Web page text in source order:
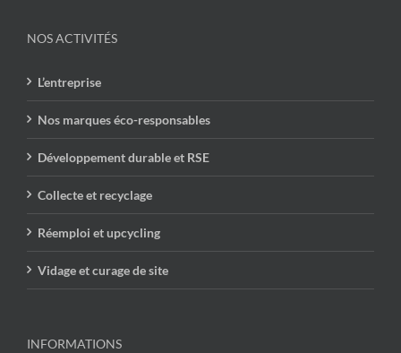
NOS ACTIVITÉS
L’entreprise
Nos marques éco-responsables
Développement durable et RSE
Collecte et recyclage
Réemploi et upcycling
Vidage et curage de site
INFORMATIONS